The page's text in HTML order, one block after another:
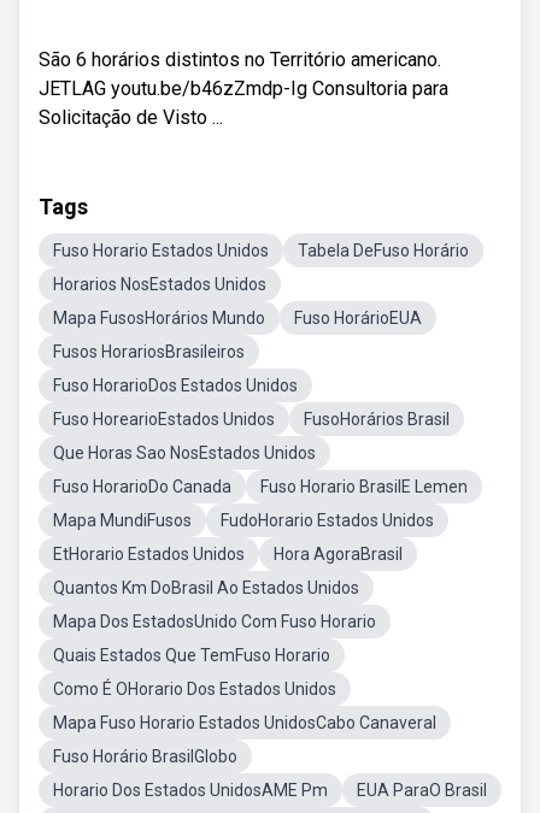
São 6 horários distintos no Território americano.
JETLAG youtu.be/b46zZmdp-Ig Consultoria para
Solicitação de Visto ...
Tags
Fuso Horario Estados Unidos
Tabela DeFuso Horário
Horarios NosEstados Unidos
Mapa FusosHorários Mundo
Fuso HorárioEUA
Fusos HorariosBrasileiros
Fuso HorarioDos Estados Unidos
Fuso HorearioEstados Unidos
FusoHorários Brasil
Que Horas Sao NosEstados Unidos
Fuso HorarioDo Canada
Fuso Horario BrasilE Lemen
Mapa MundiFusos
FudoHorario Estados Unidos
EtHorario Estados Unidos
Hora AgoraBrasil
Quantos Km DoBrasil Ao Estados Unidos
Mapa Dos EstadosUnido Com Fuso Horario
Quais Estados Que TemFuso Horario
Como É OHorario Dos Estados Unidos
Mapa Fuso Horario Estados UnidosCabo Canaveral
Fuso Horário BrasilGlobo
Horario Dos Estados UnidosAME Pm
EUA ParaO Brasil